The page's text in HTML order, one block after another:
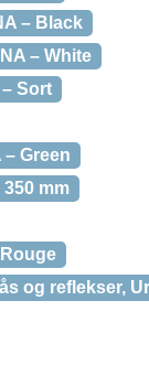
– Black
– White
Sort
– Green
mm
og reflekser,